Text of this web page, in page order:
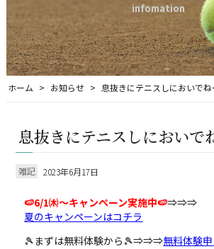
infomation
ホーム お知らせ 息抜きにテニスしにおいでね
息抜きにテニスしにおいで
雑記 2023年6月17日
🍉6/1㈭～キャンペーン実施中🍉⇒⇒⇒
夏のキャンペーンはコチラ
🎾まずは無料体験から🎾⇒⇒⇒無料体験